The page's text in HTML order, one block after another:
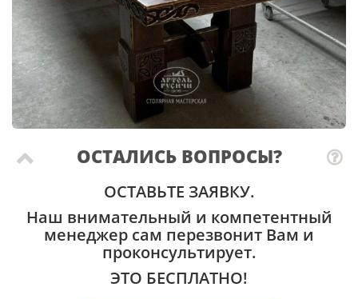
ОСТАЛИСЬ ВОПРОСЫ?
ОСТАВЬТЕ ЗАЯВКУ.
Наш внимательный и компетентный
менеджер сам перезвонит Вам и
проконсультирует.
ЭТО БЕСПЛАТНО!